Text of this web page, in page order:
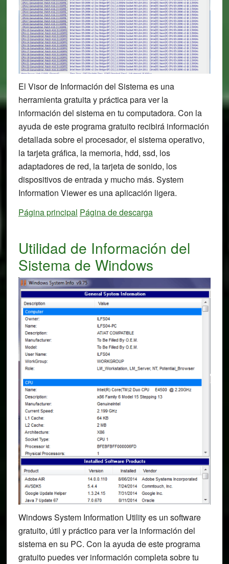
El Visor de Información del Sistema es una
herramienta gratuita y práctica para ver la
información del sistema en tu computadora. Con la
ayuda de este programa gratuito recibirá información
detallada sobre el procesador, el sistema operativo,
la tarjeta gráfica, la memoria, hdd, ssd, los
adaptadores de red, la tarjeta de sonido, los
dispositivos de entrada y mucho más. System
Information Viewer es una aplicación ligera.
Página principal Página de descarga
Utilidad de Información del
Sistema de Windows
Windows System Information Utility es un software
gratuito, útil y práctico para ver la información del
sistema en su PC. Con la ayuda de este programa
gratuito puedes ver información completa sobre tu